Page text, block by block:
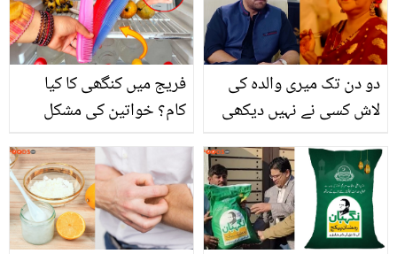
فریج میں کنگھی کا کیا
کام؟ خواتین کی مشکل
کچن ٹپس، جو ان کے کام
آئے
دو دن تک میری والدہ کی
لاش کسی نے نہیں دیکھی
سے دور کیوں تھے؟ وجہ
بیان کردی